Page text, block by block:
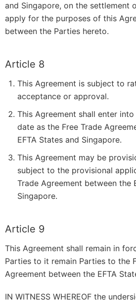
and Singapore, on the settlement
apply for the purposes of this
between the Parties hereto.
Article 8
This Agreement is subject to
acceptance or approval.
This Agreement shall enter
date as the Free Trade
EFTA States and Singapore.
This Agreement may be
subject to the provisional
Trade Agreement between the
Singapore.
Article 9
This Agreement shall remain in
Parties to it remain Parties to the
Agreement between the EFTA
IN WITNESS WHEREOF the